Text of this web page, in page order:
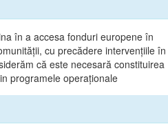
în a accesa fonduri europene în
cu precădere intervențiile în
că este necesară constituirea
programele operaționale